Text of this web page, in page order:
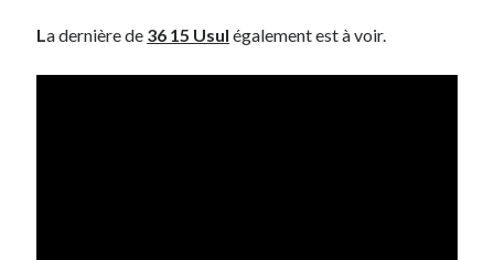
La dernière de 36 15 Usul également est à voir.